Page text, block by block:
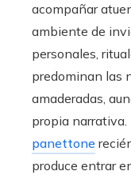
acompañar
ambiente de
personales,
predominan las
amaderadas,
propia narrativa.
panettone
produce entrar